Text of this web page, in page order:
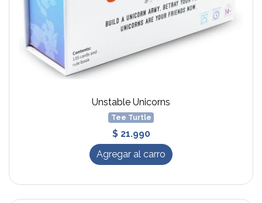
Unstable Unicorns
Tee Turtle
$ 21.990
Agregar al carro